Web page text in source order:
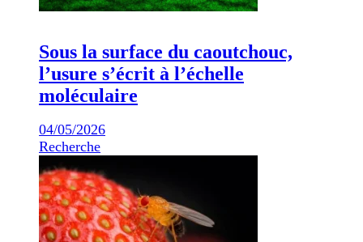
Sous la surface du caoutchouc,
l’usure s’écrit à l’échelle
moléculaire
04/05/2026
Recherche